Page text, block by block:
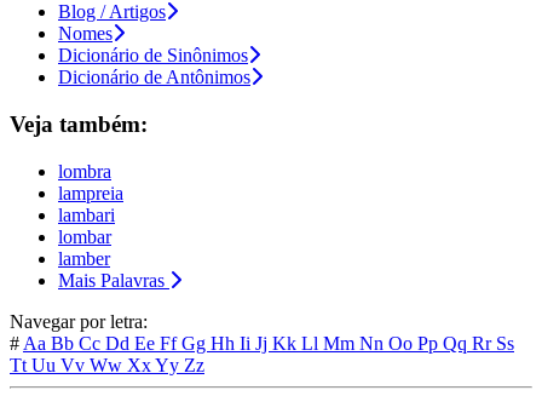
Blog / Artigos
Nomes
Dicionário de Sinônimos
Dicionário de Antônimos
Veja também:
lombra
lampreia
lambari
lombar
lamber
Mais Palavras
Navegar por letra:
# Aa Bb Cc Dd Ee FfGg Hh Ii Jj Kk Ll Mm Nn Oo Pp Qq Rr Ss
Tt Uu Vv Ww XxYy Zz